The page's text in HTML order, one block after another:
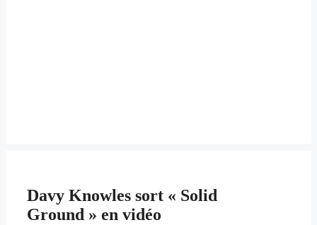
Davy Knowles sort « Solid
Ground » en vidéo